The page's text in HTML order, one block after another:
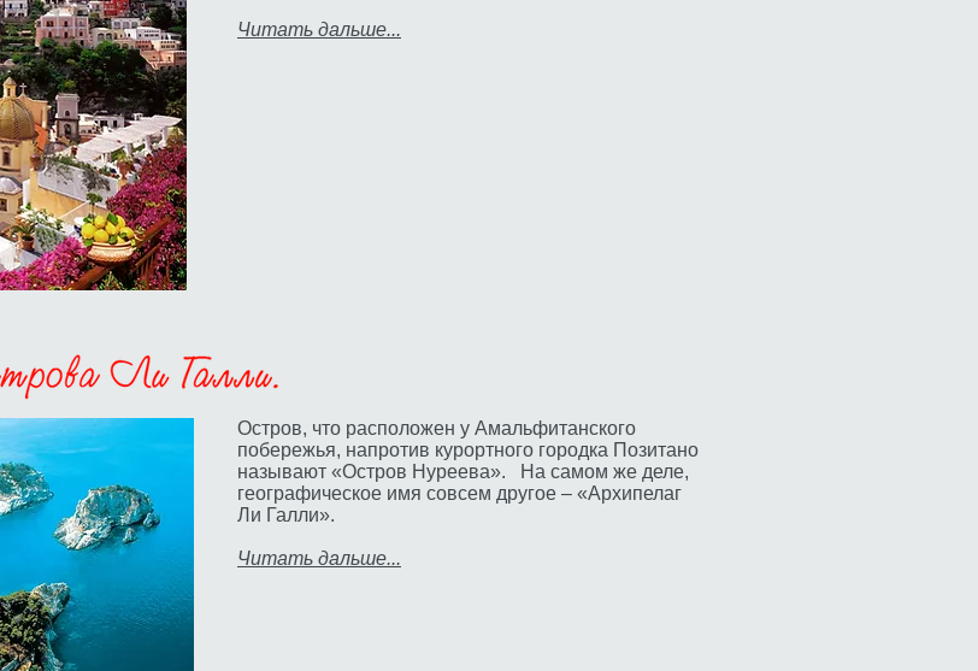
Читать дальше...
Остров, что расположен у Амальфитанского
побережья, напротив курортного городка Позитано
называют «Остров Нуреева». На самом же деле,
географическое имя совсем другое – «Архипелаг
Ли Галли».
Читать дальше...